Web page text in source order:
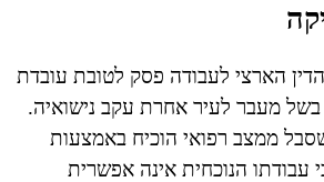
הארצי לעבודה פסק לטובת עובדת
מעבר לעיר אחרת עקב נישואיה.
ממצב רפואי הוכיח באמצעות
עבודתו הנוכחית אינה אפשרית